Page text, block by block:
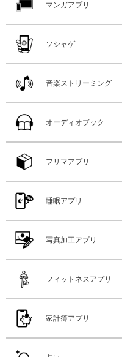
マンガアプリ
ソシャゲ
音楽ストリーミング
オーディオブック
フリマアプリ
睡眠アプリ
写真加工アプリ
フィットネスアプリ
家計簿アプリ